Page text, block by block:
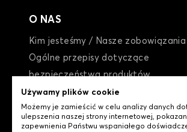
O NAS
Kim jesteśmy / Nasze zobowiązania
Ogólne przepisy dotyczące
bezpieczeństwa produktów
GTC
Polityka prywatności / Cookies
Kontakt z nami
Używamy plików cookie
Możemy je zamieścić w celu analizy danych
ulepszenia naszej strony internetowej,
zapewnienia Państwu wspaniałego